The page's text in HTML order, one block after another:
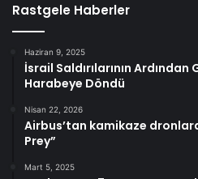
Rastgele Haberler
Haziran 9, 2025
İsrail Saldırılarının
Harabeye Döndü
Nisan 22, 2026
Airbus’tan kamikaze
Prey”
Mart 5, 2025